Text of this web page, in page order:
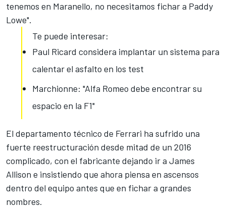
tenemos en Maranello, no necesitamos fichar a Paddy
Lowe".
Te puede interesar:
Paul Ricard considera implantar un sistema para
calentar el asfalto en los test
Marchionne: "Alfa Romeo debe encontrar su
espacio en la F1"
El departamento técnico de Ferrari ha sufrido una
fuerte reestructuración desde mitad de un 2016
complicado, con el fabricante dejando ir a James
Allison e insistiendo que ahora piensa en ascensos
dentro del equipo antes que en fichar a grandes
nombres.